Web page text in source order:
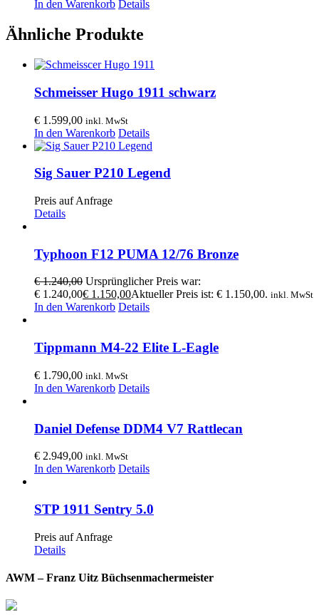
In den Warenkorb Details
Ähnliche Produkte
Schmeisser Hugo 1911 schwarz
€ 1.599,00 inkl. MwSt
In den Warenkorb Details
Sig Sauer P210 Legend
Preis auf Anfrage
Details
Typhoon F12 PUMA 12/76 Bronze
€1.240,00 Ursprünglicher Preis war:
€ 1.240,00€ 1.150,00Aktueller Preis ist: € 1.150,00. inkl. MwSt
In den Warenkorb Details
Tippmann M4-22 Elite L-Eagle
€ 1.790,00 inkl. MwSt
In den Warenkorb Details
Daniel Defense DDM4 V7 Rattlecan
€ 2.949,00 inkl. MwSt
In den Warenkorb Details
STP 1911 Sentry 5.0
Preis auf Anfrage
Details
AWM – Franz Uitz Büchsenmachermeister